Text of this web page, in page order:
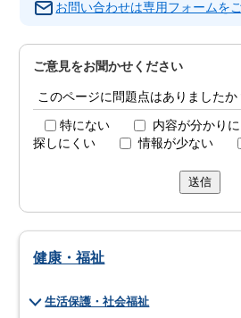
お問い合わせは専用フォームを
ご意見をお聞かせください
このページに問題点はありましたか
特にない 内容が分かり
探しにくい
情報が少ない
送信
健康・福祉
生活保護・社会福祉